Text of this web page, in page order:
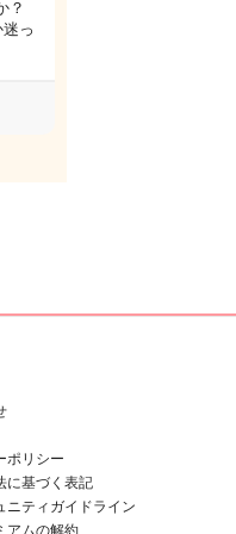
？
っ
ポリシー
に基づく表記
ニティガイドライン
アムの解約